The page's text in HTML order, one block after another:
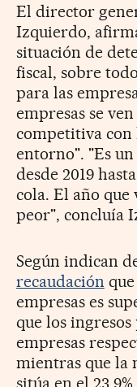
El director
Izquierdo,
situación de
fiscal, sobre
para las
empresas se
competitiva con
entorno". "Es
desde 2019
cola. El año que
peor", concluía
Según indican
recaudación
empresas es
que los
empresas
mientras que la
sitúa en el 23,9%.